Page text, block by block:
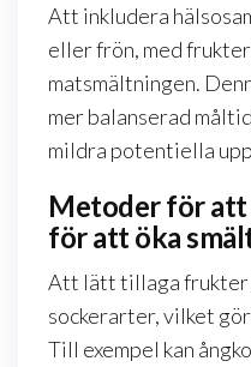
Att inkludera
eller frön, med
matsmältningen.
mer balanserad
mildra potentiella
Metoder för
för att öka
Att lätt tillaga frukter
sockerarter, vilket
Till exempel kan